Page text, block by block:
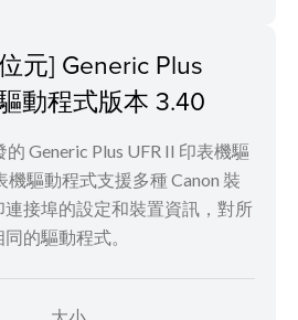
元] Generic Plus
動程式版本 3.40
Generic Plus UFR II 印表機驅
驅動程式支援多種 Canon 裝
接埠的設定和裝置資訊，對所
的驅動程式。